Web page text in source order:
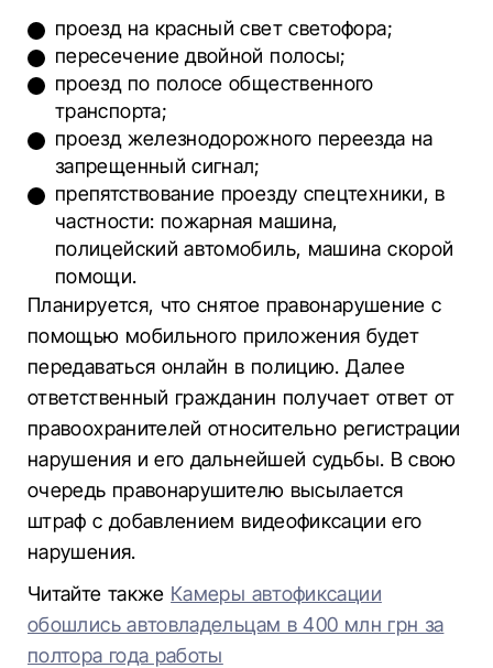
проезд на красный свет светофора;
пересечение двойной полосы;
проезд по полосе общественного
транспорта;
проезд железнодорожного переезда на
запрещенный сигнал;
препятствование проезду спецтехники, в
частности: пожарная машина,
полицейский автомобиль, машина скорой
помощи.
Планируется, что снятое правонарушение с
помощью мобильного приложения будет
передаваться онлайн в полицию. Далее
ответственный гражданин получает ответ от
правоохранителей относительно регистрации
нарушения и его дальнейшей судьбы. В свою
очередь правонарушителю высылается
штраф с добавлением видеофиксации его
нарушения.
Читайте также Камеры автофиксации
обошлись автовладельцам в 400 млн грн за
полтора года работы